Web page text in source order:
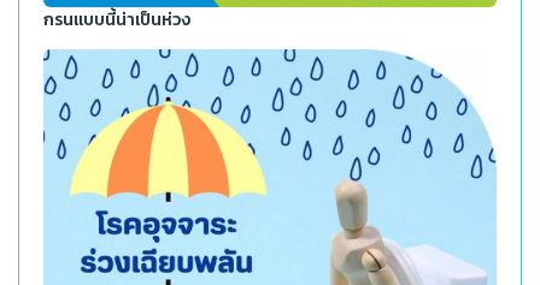
กรนแบบนี้น่าเป็นห่วง